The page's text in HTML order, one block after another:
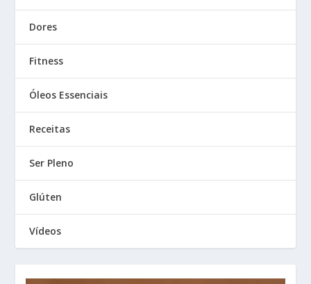
Dores
Fitness
Óleos Essenciais
Receitas
Ser Pleno
Glúten
Vídeos